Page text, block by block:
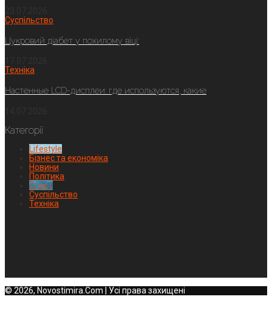
Суспільство
Цукровий діабет у похилому віці:
Техніка
Настенные LCD-дисплеи: где используются, какие
Категорії
Lifestyle
Бізнес та економіка
Новини
Політика
Спорт
Суспільство
Техніка
© 2026, Novostimira.Com | Усі права захищені